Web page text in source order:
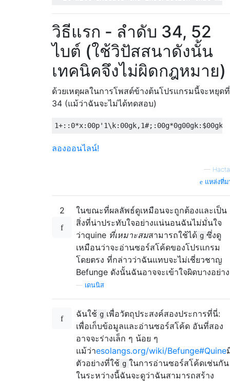
วิธีแรก - ลำดับ 34, 52
ไบต์ (ใช้วิปัสสนาดังนั้น
เทคนิคจึงไม่ผิดกฎหมาย)
ด้วยเหตุผลในการโพสต์ข้างต้นโปรแกรมนี้จะหยุดที่
34 (แม้ว่าฉันจะไม่ได้ทดสอบ)
ลองออนไลน์!
—
แหล่งที่ม
2
ในขณะที่ผลลัพธ์ดูเหมือนจะถูกต้องและเป็น
สิ่งที่น่าประทับใจอย่างแน่นอนฉันไม่มั่นใจ
ว่าquine ที่เหมาะสมสามารถใช้ได้ g ซึ่งดู
เหมือนว่าจะอ่านซอร์สโค้ดของโปรแกรม
โดยตรง ที่กล่าวว่าฉันแทบจะไม่เชี่ยวชาญ
Befunge ดังนั้นฉันอาจจะเข้าใจผิดบางอย่าง
เดนนิส
ฉันใช้ g เพื่อวัตถุประสงค์สองประการที่นี่:
เพื่อเก็บข้อมูลและอ่านซอร์สโค้ด อันที่สอง
อาจจะร่างเล็ก ๆ น้อย ๆ
แม้ว่าesolangs.org/wiki/Befunge#Quine
ตัวอย่างที่ใช้ g ในการอ่านซอร์สโค้ดเช่นกัน
ในระหว่างนี้ฉันจะดูว่าฉันสามารถสร้าง